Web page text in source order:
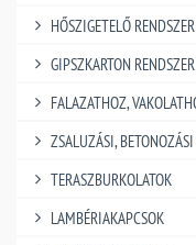
HŐSZIGETELŐ
GIPSZKARTON
FALAZATHOZ,
ZSALUZÁSI,
TERASZBURKOLATOK
LAMBÉRIAKAPCSOK